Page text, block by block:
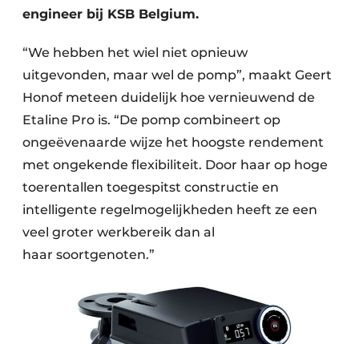
engineer bij KSB Belgium.
“We hebben het wiel niet opnieuw
uitgevonden, maar wel de pomp”, maakt Geert
Honof meteen duidelijk hoe vernieuwend de
Etaline Pro is. “De pomp combineert op
ongeëvenaarde wijze het hoogste rendement
met ongekende flexibiliteit. Door haar op hoge
toerentallen toe­gespitst constructie en
intelligente regel­mogelijkheden heeft ze een
veel groter werkbereik dan al
haar soortgenoten.”